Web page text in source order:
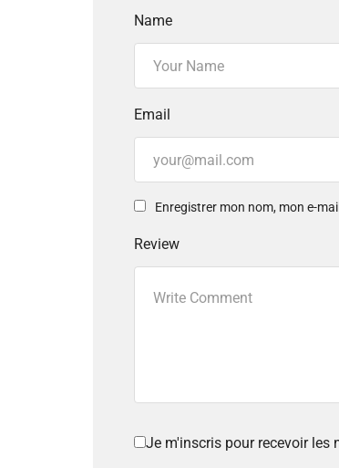
Name
Email
Enregistrer mon nom, mon e-
Review
Je m'inscris pour recevoir les